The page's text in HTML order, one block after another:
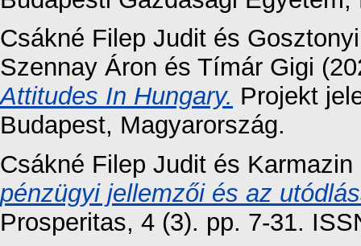
Csákné Filep Judit és
Szennay Áron és Tímár Gigi
Attitudes In Hungary. Projekt
Budapest, Magyarország.
Csákné Filep Judit és Karmazin
pénzügyi jellemzői és az
Prosperitas, 4 (3). pp. 7-31.